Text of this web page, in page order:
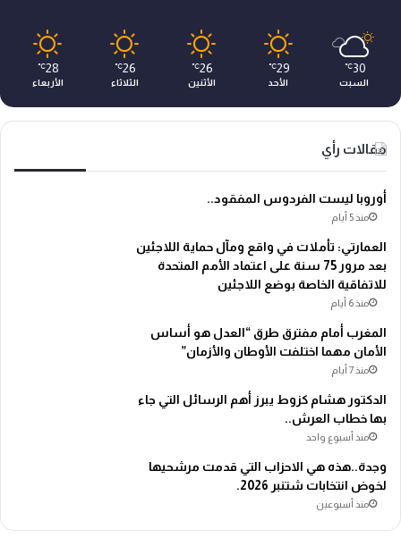
30
℃
السبت
29
℃
الأحد
26
℃
الأثنين
26
℃
الثلاثاء
28
℃
الأربعاء
مقالات رأي
أوروبا ليست الفردوس المفقود..
منذ 5 أيام
العمارتي: تأملات في واقع ومآل حماية اللاجئين
بعد مرور 75 سنة على اعتماد الأمم المتحدة
للاتفاقية الخاصة بوضع اللاجئين
منذ 6 أيام
المغرب أمام مفترق طرق “العدل هو أساس
الأمان مهما اختلفت الأوطان والأزمان”
منذ 7 أيام
الدكتور هشام كزوط يبرز أهم الرسائل التي جاء
بها خطاب العرش..
منذ أسبوع واحد
وجدة..هذه هي الاحزاب التي قدمت مرشحيها
لخوض انتخابات شتنبر 2026.
منذ أسبوعين